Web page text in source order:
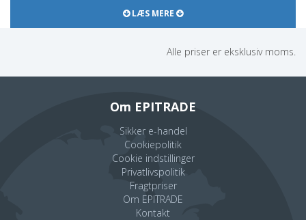
100 stk. per pakke
LÆS MERE
Alle priser er eksklusiv moms.
Om EPITRADE
Sikker e-handel
Cookiepolitik
Cookie indstillinger
Privatlivspolitik
Fragtpriser
Om EPITRADE
Kontakt